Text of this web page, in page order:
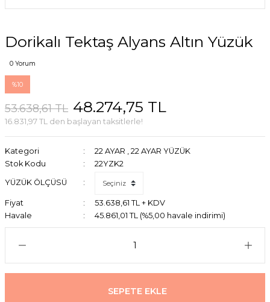
Dorikalı Tektaş Alyans Altın Yüzük
0 Yorum
%10
53.638,61 TL 48.274,75 TL
16.831,97 TL den başlayan taksitlerle!
Kategori 22 AYAR , 22 AYAR YÜZÜK
Stok Kodu
22YZK2
YÜZÜK ÖLÇÜSÜ
Fiyat
53.638,61 TL + KDV
Havale
45.861,01 TL (%5,00 havale indirimi)
SEPETE EKLE